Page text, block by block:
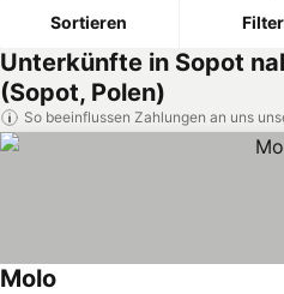
Sortieren
Unterkünfte in Sopot
(Sopot, Polen)
So beeinflussen Zahlungen an uns
Molo